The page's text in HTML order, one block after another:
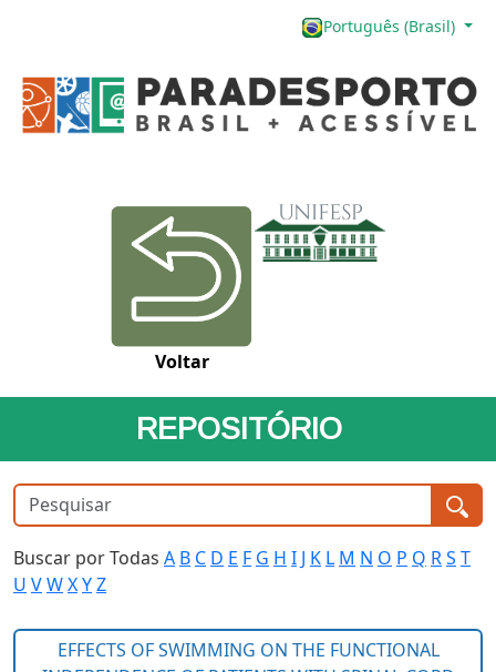
Português (Brasil)
Voltar
REPOSITÓRIO
Buscar por Todas A B C D E F G H I J K L M N O P Q RS T
U VWXYZ